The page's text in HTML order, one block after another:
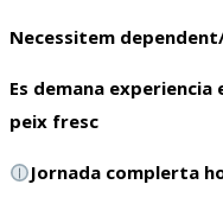
Necessitem
Es demana experiencia
peix fresc
Jornada complerta